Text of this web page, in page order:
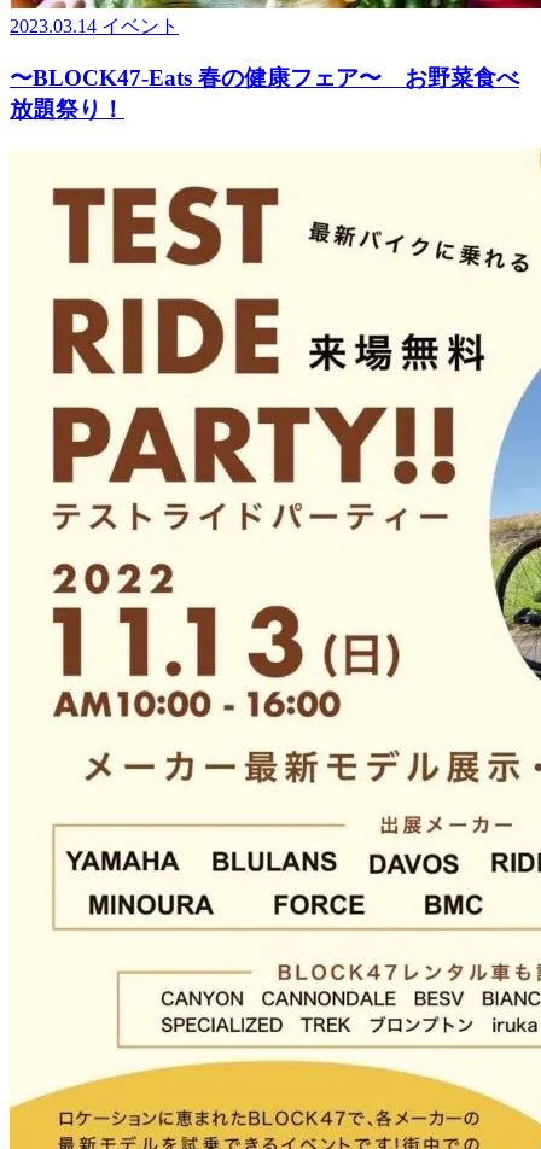
2023.03.14 イベント
〜BLOCK47-Eats 春の健康フェア〜 お野菜食べ
放題祭り！